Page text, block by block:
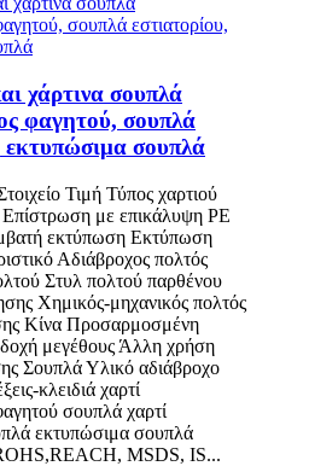
χάρτινα σουπλά
φαγητού, σουπλά
εκτυπώσιμα σουπλά
Τιμή Τύπος χαρτιού
Επίστρωση με επικάλυψη PE
εκτύπωση Εκτύπωση
Αδιάβροχος πολτός
Στυλ πολτού παρθένου
Χημικός-μηχανικός πολτός
Κίνα Προσαρμοσμένη
μεγέθους Άλλη χρήση
Σουπλά Υλικό αδιάβροχο
κλειδιά χαρτί
σουπλά χαρτί
εκτυπώσιμα σουπλά
MSDS, IS...